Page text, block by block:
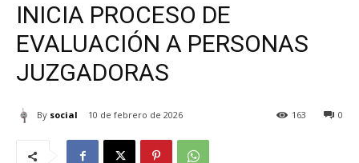
INICIA PROCESO DE
EVALUACIÓN A PERSONAS
JUZGADORAS
By social 10 de febrero de 2026 0
163